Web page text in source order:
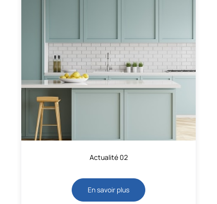
Actualité 02
En savoir plus